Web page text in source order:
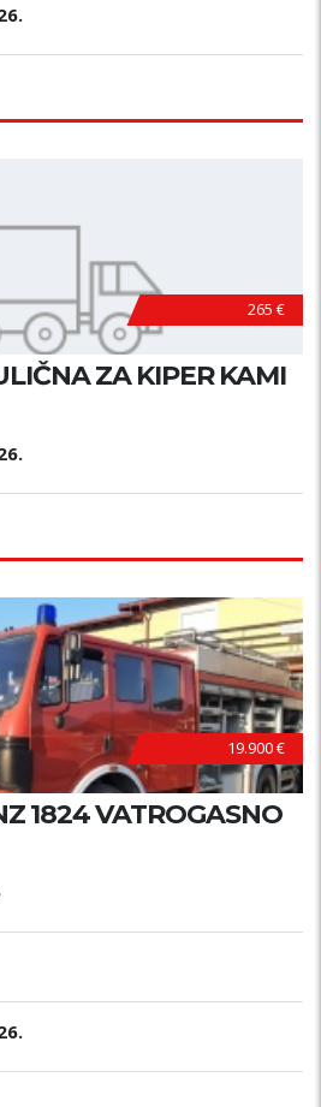
265 €
ZA KIPER KAMI
19.900 €
1824 VATROGASNO